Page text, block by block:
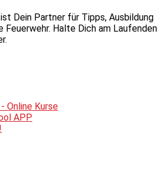
Dein Partner für Tipps, Ausbildung
Feuerwehr. Halte Dich am Laufenden
Online Kurse
APP